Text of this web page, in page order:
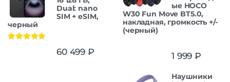
Dual: nano
SIM + eSIM,
черный
60 499 ₽
ые HOCO
W30 Fun Move BT5.0,
накладная, громкость +/-
(черный)
1 999 ₽
Наушники